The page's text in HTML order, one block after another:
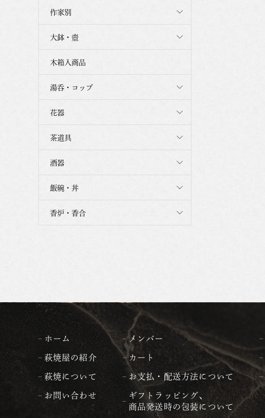
作家別
大鉢・壺
木箱入商品
湯呑・コップ
花器
茶道具
酒器
飯碗・丼
香炉・香合
ホーム
萩焼屋の紹介
萩焼について
お問い合わせ
メンバー
カート
お支払・配送方法について
ギフトラッピング、
商品発送時の包装について